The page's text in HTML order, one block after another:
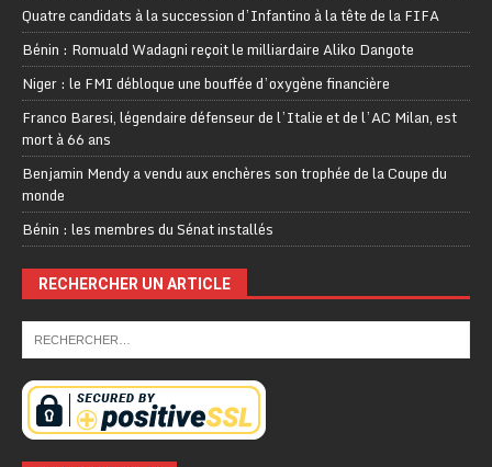
Quatre candidats à la succession d’Infantino à la tête de la FIFA
Bénin : Romuald Wadagni reçoit le milliardaire Aliko Dangote
Niger : le FMI débloque une bouffée d’oxygène financière
Franco Baresi, légendaire défenseur de l’Italie et de l’AC Milan, est
mort à 66 ans
Benjamin Mendy a vendu aux enchères son trophée de la Coupe du
monde
Bénin : les membres du Sénat installés
RECHERCHER UN ARTICLE